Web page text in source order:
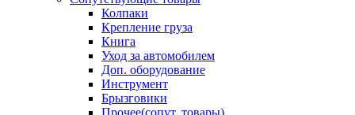
Колпаки
Крепление груза
Книга
Уход за автомобилем
Доп. оборудование
Инструмент
Брызговики